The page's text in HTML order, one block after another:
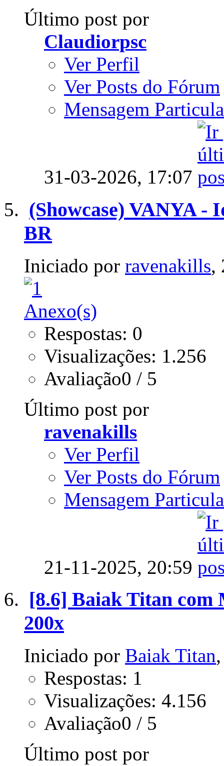
Último post por
Claudiorpsc
Ver Perfil
Ver Posts do Fórum
Mensagem
31-03-2026, 17:07
(Showcase) VANYA -
BR
Iniciado por ravenakills,
Respostas: 0
Visualizações: 1.256
Avaliação0 / 5
Último post por
ravenakills
Ver Perfil
Ver Posts do Fórum
Mensagem
21-11-2025, 20:59
[8.6] Baiak Titan com
200x
Iniciado por Baiak Titan
Respostas: 1
Visualizações: 4.156
Avaliação0 / 5
Último post por